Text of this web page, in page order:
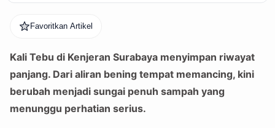
Favoritkan Artikel
Kali Tebu di Kenjeran Surabaya menyimpan riwayat
panjang. Dari aliran bening tempat memancing, kini
berubah menjadi sungai penuh sampah yang
menunggu perhatian serius.